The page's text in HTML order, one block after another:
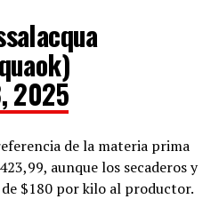
2025
de la materia prima
aunque los secaderos y
$180 por kilo al productor.